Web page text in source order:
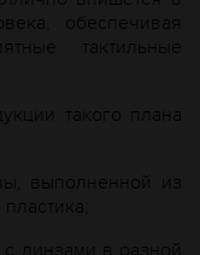
обеспечивая
тактильные
такого плана
выполненной из
линзами в разной